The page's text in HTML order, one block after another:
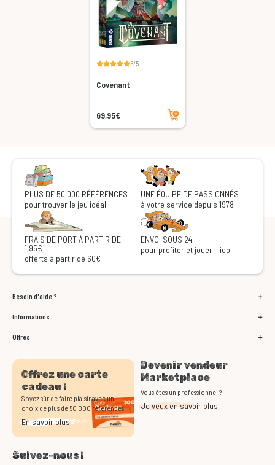
5/5
Covenant
69,95€
Ajouter au panier
PLUS DE 50 000 RÉFÉRENCES
pour trouver le jeu idéal
UNE ÉQUIPE DE PASSIONNÉS
à votre service depuis 1978
FRAIS DE PORT À PARTIR DE
1,95€
offerts à partir de 60€
ENVOI SOUS 24H
pour profiter et jouer illico
Besoin d'aide ?
Informations
Offres
Offrez une carte
cadeau !
Soyez sûr de faire plaisir avec un
choix de plus de 50 000 références
En savoir plus
Devenir vendeur
Marketplace
Vous êtes un professionnel ?
Je veux en savoir plus
Suivez-nous !